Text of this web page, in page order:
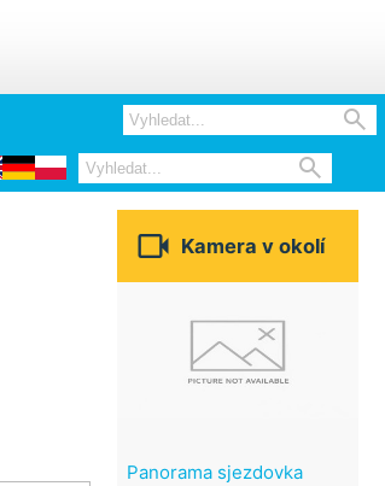


 Kamera v okolí
Panorama sjezdovka